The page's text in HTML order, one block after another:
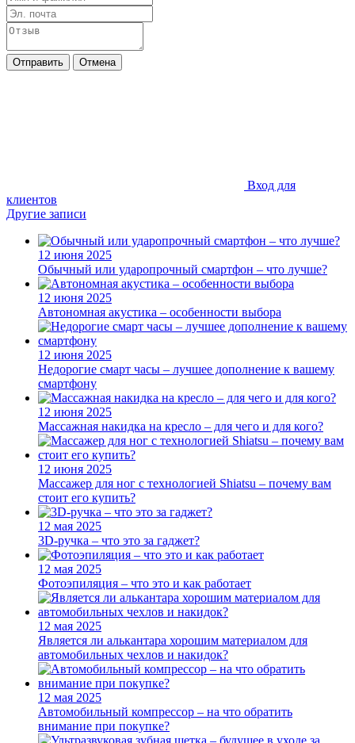
Отправить Отмена
Вход для
клиентов
Другие записи
12 июня 2025
Обычный или ударопрочный смартфон – что лучше?
12 июня 2025
Автономная акустика – особенности выбора
12 июня 2025
Недорогие смарт часы – лучшее дополнение к вашему
смартфону
12 июня 2025
Массажная накидка на кресло – для чего и для кого?
12 июня 2025
Массажер для ног с технологией Shiatsu – почему вам
стоит его купить?
12 мая 2025
3D-ручка – что это за гаджет?
12 мая 2025
Фотоэпиляция – что это и как работает
12 мая 2025
Является ли алькантара хорошим материалом для
автомобильных чехлов и накидок?
12 мая 2025
Автомобильный компрессор – на что обратить
внимание при покупке?